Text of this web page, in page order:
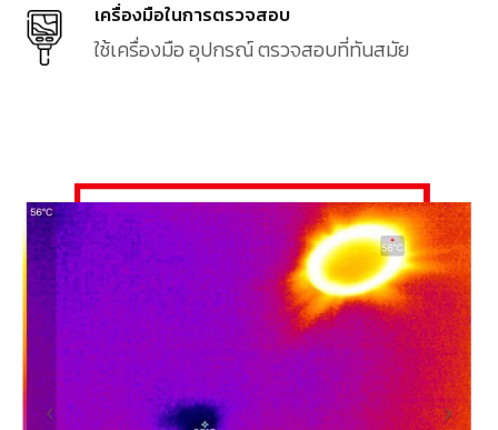
เครื่องมือในการตรวจสอบ
ใช้เครื่องมือ อุปกรณ์ ตรวจสอบที่ทันสมัย